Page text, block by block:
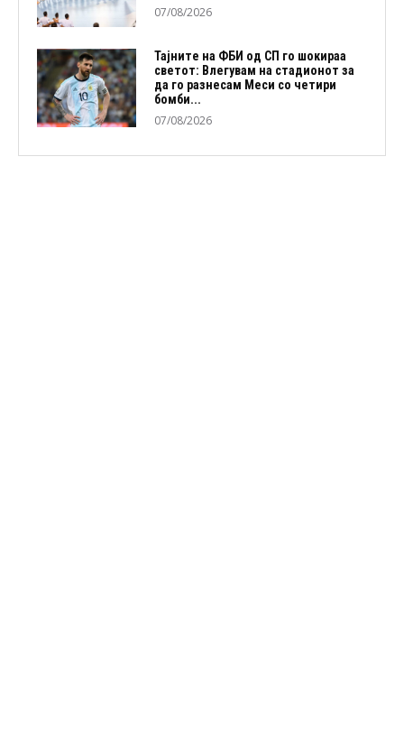
07/08/2026
Тајните на ФБИ од СП го шокираа
светот: Влегувам на стадионот за
да го разнесам Меси со четири
бомби...
07/08/2026